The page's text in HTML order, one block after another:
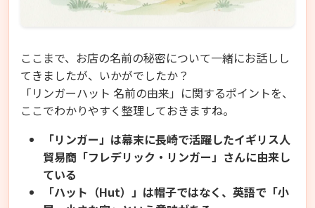
ここまで、お店の名前の秘密について一緒にお話しし
てきましたが、いかがでしたか？
「リンガーハット 名前の由来」に関するポイントを、
ここでわかりやすく整理しておきますね。
「リンガー」は幕末に長崎で活躍したイギリス人
貿易商「フレデリック・リンガー」さんに由来し
ている
「ハット（Hut）」は帽子ではなく、英語で「小